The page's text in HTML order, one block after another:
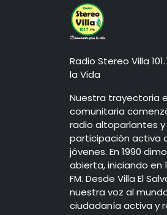
Radio Stereo Villa
la Vida
Nuestra trayectoria
comunitaria
radio altoparlantes
participación activa
jóvenes. En 1990
abierta, iniciando en
FM. Desde Villa El
nuestra voz al
ciudadanía activa y